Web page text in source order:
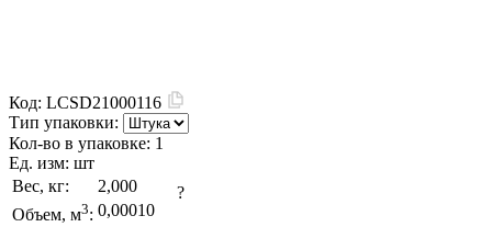
Код: LCSD21000116
Тип упаковки:
Кол-во в упаковке: 1
Ед. изм: шт
Вес, кг:
2,000
Объем, м3: 0,00010
?